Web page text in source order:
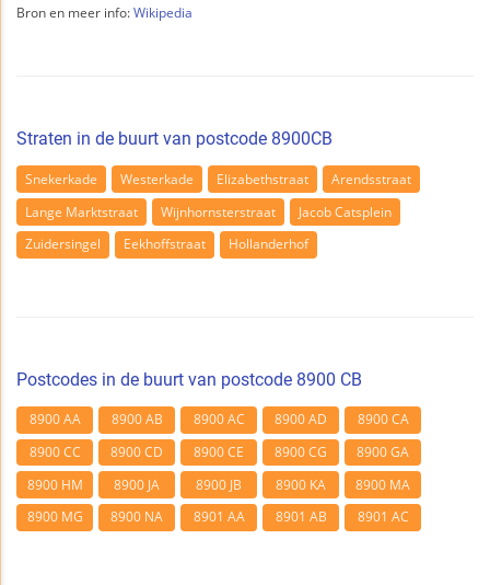
Bron en meer info: Wikipedia
Straten in de buurt van postcode 8900CB
Snekerkade Westerkade Elizabethstraat
Arendsstraat
Lange Marktstraat
Wijnhornsterstraat
Jacob Catsplein
Zuidersingel
Eekhoffstraat Hollanderhof
Postcodes in de buurt van postcode 8900 CB
8900 AA 8900 AB 8900 AC 8900 AD
8900 CA
8900 CC
8900 CD 8900 CE 8900 CG
8900 GA
8900 HM
8900 JA 8900 JB 8900 KA
8900 MA
8900 MG
8900 NA 8901 AA 8901 AB 8901 AC